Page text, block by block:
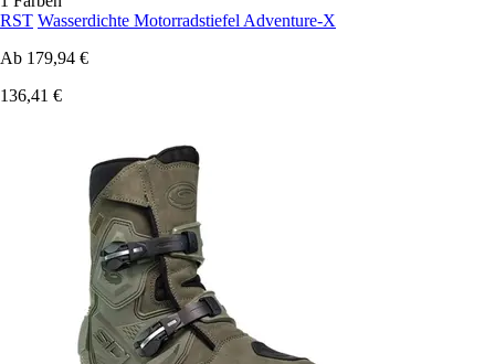
RST Wasserdichte Motorradstiefel Adventure-X
Ab 179,94 €
136,41 €